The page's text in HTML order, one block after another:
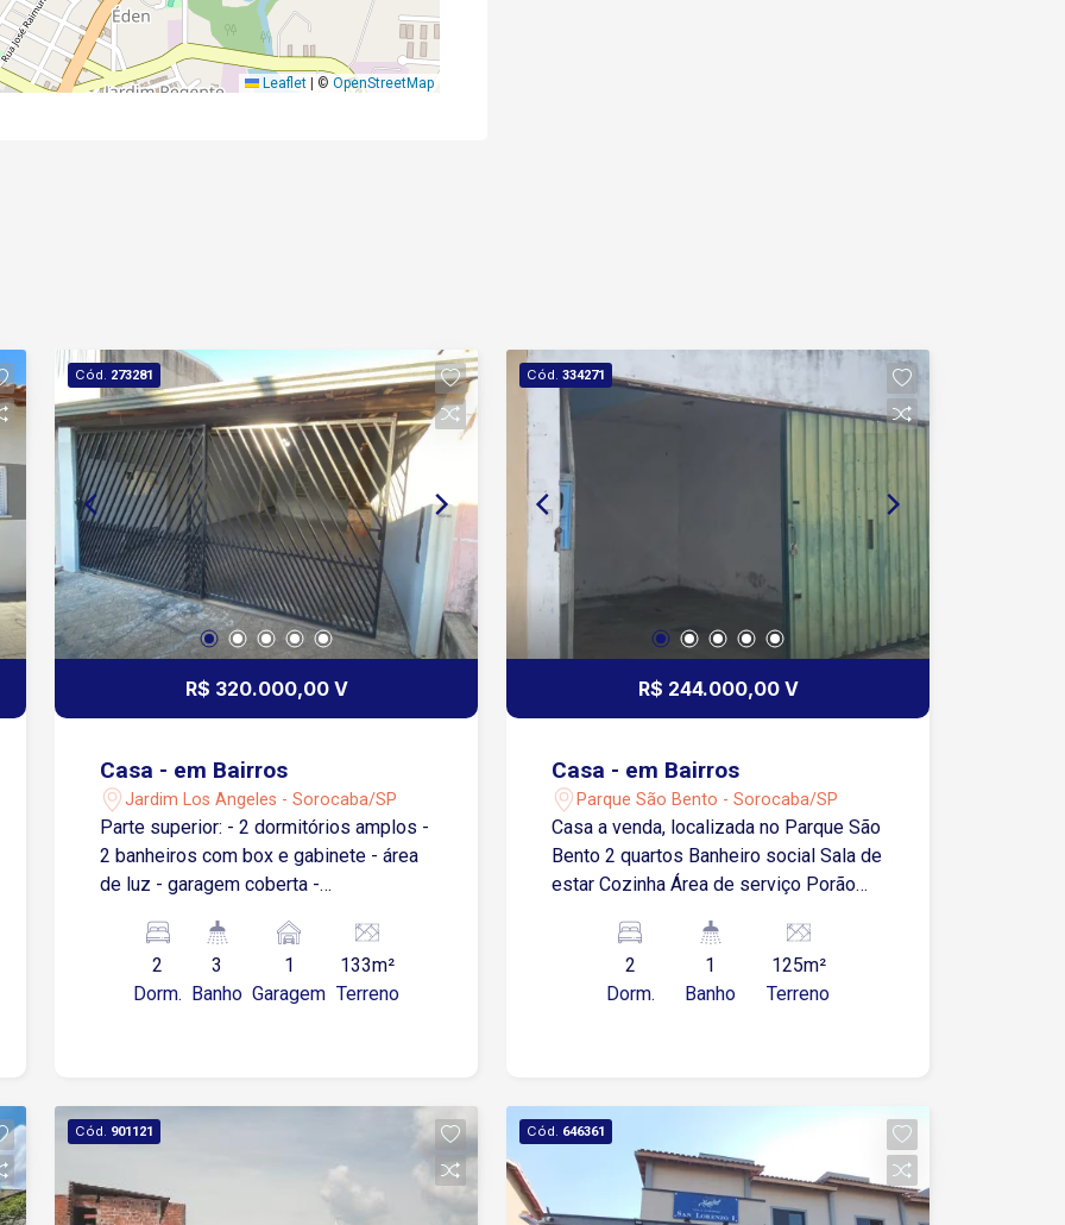
Leaflet © OpenStreetMap
Cód. 273281
R$ 320.000,00 V
Casa - em Bairros
Jardim Los Angeles - Sorocaba/SP
Parte superior: - 2 dormitórios amplos -
2 banheiros com box e gabinete - área
de luz - garagem coberta -
ampla. - Lavanderia - Banheiro com box
- Dispensa - Quintal.
2
Dorm.
3
Banho
1
Garagem
133m²
Terreno
Cód. 334271
R$ 244.000,00 V
Casa - em Bairros
Parque São Bento - Sorocaba/SP
Casa a venda, localizada no Parque São
Bento 2 quartos Banheiro social Sala de
estar Cozinha Área de serviço Porão
2
Dorm.
1
Banho
125m²
Terreno
Cód. 901121 Cód. 646361